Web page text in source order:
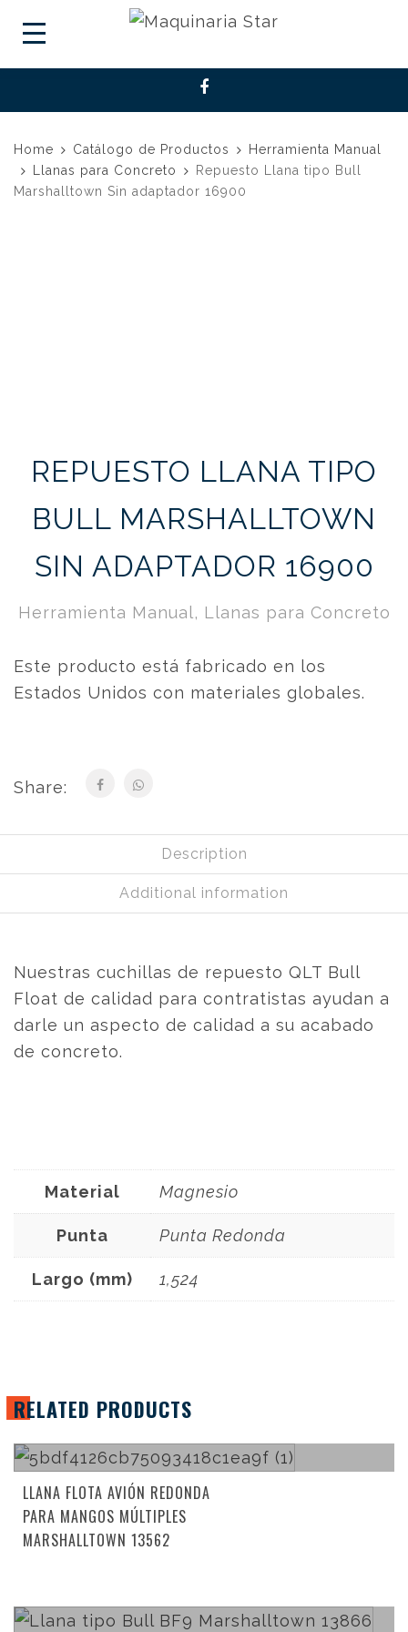
Home Catálogo de Productos
Herramienta Manual
Llanas para Concreto
Repuesto Llana tipo Bull
Marshalltown Sin adaptador 16900
REPUESTO LLANA TIPO
BULL MARSHALLTOWN
SIN ADAPTADOR 16900
Herramienta Manual, Llanas para Concreto
Este producto está fabricado en los
Estados Unidos con materiales globales.
Share:
Description
Additional information
Nuestras cuchillas de repuesto QLT Bull
Float de calidad para contratistas ayudan a
darle un aspecto de calidad a su acabado
de concreto.
Material Magnesio
Punta Punta Redonda
Largo (mm) 1,524
RELATED PRODUCTSRead more
LLANA FLOTA AVIÓN REDONDA
PARA MANGOS MÚLTIPLES
MARSHALLTOWN 13562